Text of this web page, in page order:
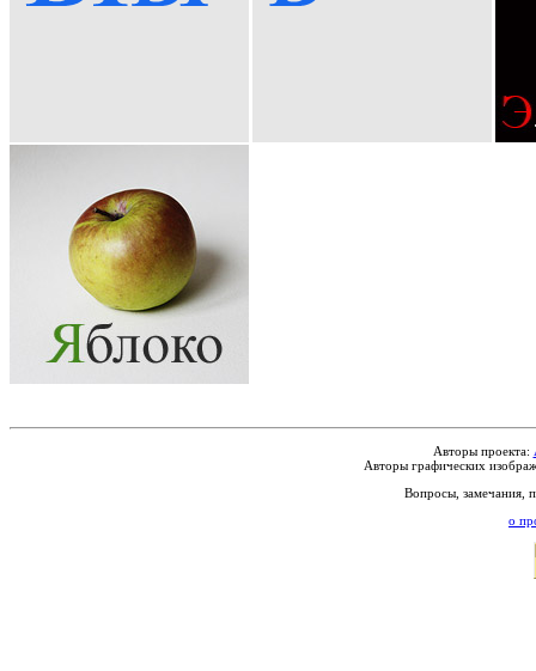
Авторы проекта:
Авторы графических
Вопросы, замечания,
о